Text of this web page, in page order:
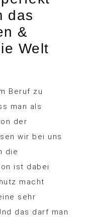
das
&
Welt
Beruf zu
man als
der
wir bei uns
die
ist dabei
macht
sehr
das darf man